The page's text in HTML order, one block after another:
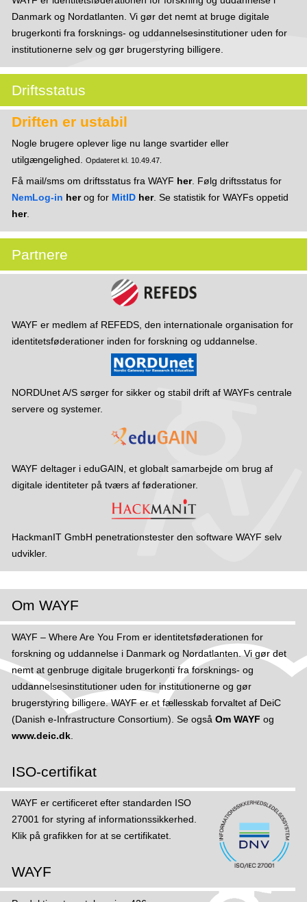
Danmark og Nordatlanten. Vi gør det nemt at bruge digitale
brugerkonti fra forsknings- og uddannelsesinstitutioner uden for
institutionerne selv og gør brugerstyring billigere.
Driftsstatus
Driften er ustabil
Nogle brugere oplever lige nu lange svartider eller
utilgængelighed.
Opdateret kl. 10.49.47.
Få mail/sms om driftsstatus fra WAYF her. Følg driftsstatus for
NemLog-in herog for MitID her. Se statistik for WAYFs oppetid
her.
Partnere
WAYF er medlem af REFEDS, den internationale organisation for
identitetsføderationer inden for forskning og uddannelse.
NORDUnet A/S sørger for sikker og stabil drift af WAYFs centrale
servere og systemer.
WAYF deltager i eduGAIN, et globalt samarbejde om brug af
digitale identiteter på tværs af føderationer.
HackmanIT GmbH penetrationstester den software WAYF selv
udvikler.
Om WAYF
WAYF – Where Are You From er identitetsføderationen for
forskning og uddannelse i Danmark og Nordatlanten. Vi gør det
nemt at genbruge digitale brugerkonti fra forsknings- og
uddannelsesinstitutioner uden for institutionerne og gør
brugerstyring billigere. WAYF er et fællesskab forvaltet af DeiC
(Danish e-Infrastructure Consortium). Se også Om WAYF og
www.deic.dk.
ISO-certifikat
WAYF er certificeret efter standarden ISO
27001 for styring af informations­sikker­hed.
Klik på grafikken for at se certifikatet.
WAYF